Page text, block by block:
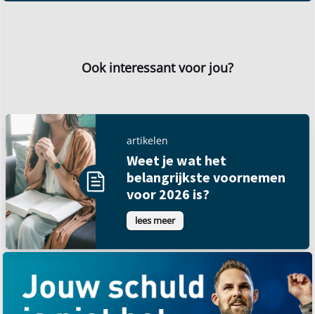
Ook interessant voor jou?
artikelen
Weet je wat het
belangrijkste voornemen
voor 2026 is?
lees meer